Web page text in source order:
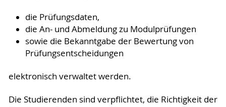
die Prüfungsdaten,
die An- und Abmeldung zu Modulprüfungen
sowie die Bekanntgabe der Bewertung von
Prüfungsentscheidungen
elektronisch verwaltet werden.
Die Studierenden sind verpflichtet, die Richtigkeit der